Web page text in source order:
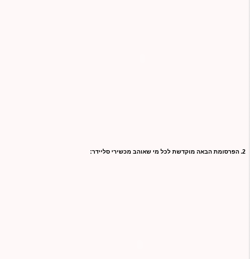
2. הפרסומת הבאה מוקדשת לכל מי שאוהב מכשירי סליידר: